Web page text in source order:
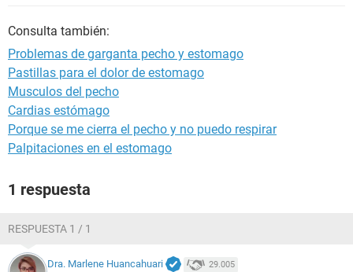
Consulta también:
Problemas de garganta pecho y estomago
Pastillas para el dolor de estomago
Musculos del pecho
Cardias estómago
Porque se me cierra el pecho y no puedo respirar
Palpitaciones en el estomago
1 respuesta
RESPUESTA 1 / 1
Dra. Marlene Huancahuari 29.005